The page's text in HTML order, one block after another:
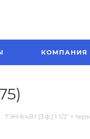
КОМПАНИЯ
ТЭН 6 кВт (3 ф.) 1 1/2" +